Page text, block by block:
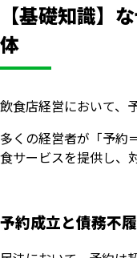
【基礎知識】
体
飲食店経営において、
多くの経営者が「予約
食サービスを提供し、
予約成立と債務不